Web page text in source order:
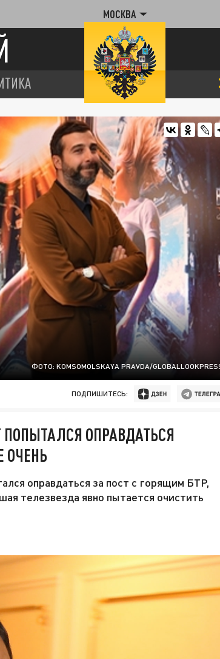
МОСКВА
ФОТО: KOMSOMOLSKAYA PRAVDA/
ПОДПИШИТЕСЬ:
ПОПЫТАЛСЯ ОПРАВДАТЬСЯ
оправдаться за пост с горящим БТР,
телезвезда явно пытается очистить